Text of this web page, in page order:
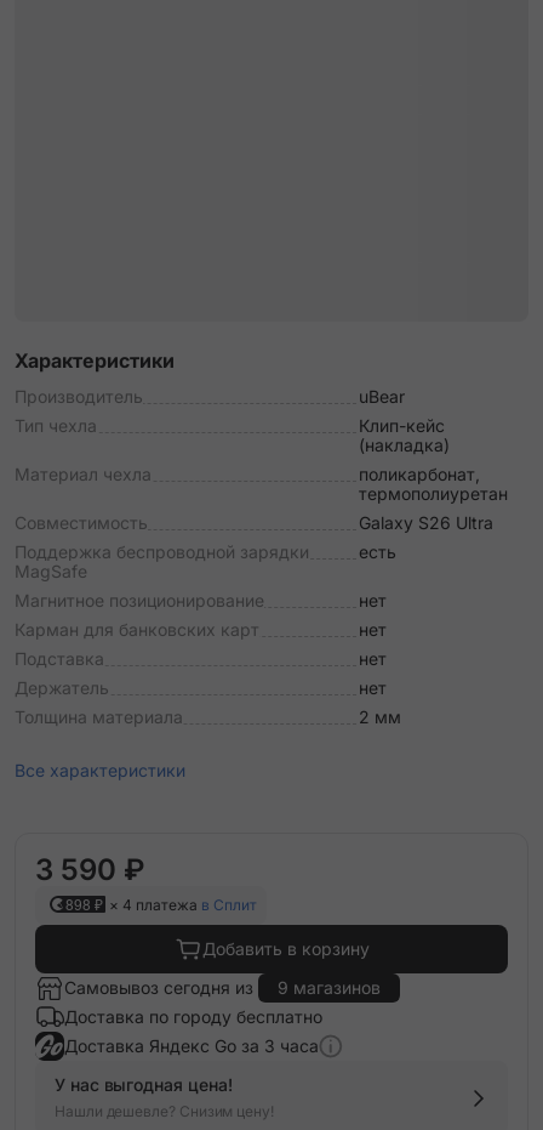
Характеристики
Производитель
uBear
Тип чехла
Клип-кейс
(накладка)
Материал чехла
поликарбонат,
термополиуретан
Совместимость
Galaxy S26 Ultra
Поддержка беспроводной зарядки
MagSafe
есть
Магнитное позиционирование
нет
Карман для банковских карт
нет
Подставка
нет
Держатель
нет
Толщина материала
2 мм
Все характеристики
3 590 ₽
898 ₽ × 4 платежа в Сплит
Добавить в корзину
Самовывоз сегодня из
9 магазинов
Доставка по городу бесплатно
Доставка Яндекс Go за 3 часа
У нас выгодная цена!
Нашли дешевле? Снизим цену!